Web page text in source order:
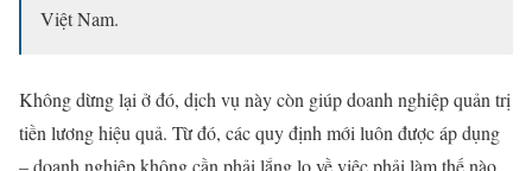
Việt Nam.
Không dừng lại ở đó, dịch vụ này còn giúp doanh nghiệp quản trị
tiền lương hiệu quả. Từ đó, các quy định mới luôn được áp dụng